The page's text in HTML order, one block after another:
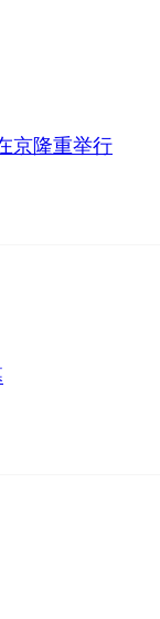
京隆重举行